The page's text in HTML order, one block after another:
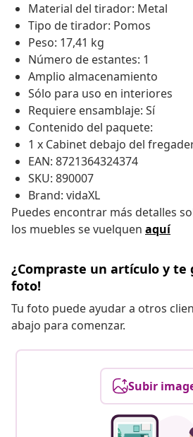
Material del tirador: Metal
Tipo de tirador: Pomos
Peso: 17,41 kg
Número de estantes: 1
Amplio almacenamiento
Sólo para uso en interiores
Requiere ensamblaje: Sí
Contenido del paquete:
1 x Cabinet debajo del
EAN: 8721364324374
SKU: 890007
Brand: vidaXL
Puedes encontrar más detalles
los muebles se vuelquen aquí
¿Compraste un artículo y te
foto!
Tu foto puede ayudar a otros
abajo para comenzar.
Subir